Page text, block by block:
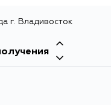
г. Владивосток